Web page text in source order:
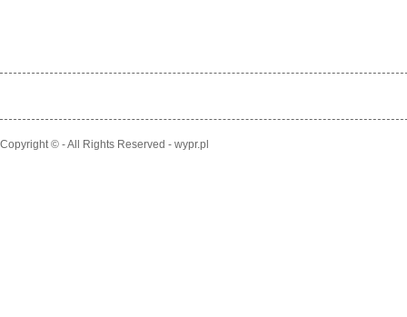
Copyright © - All Rights Reserved - wypr.pl